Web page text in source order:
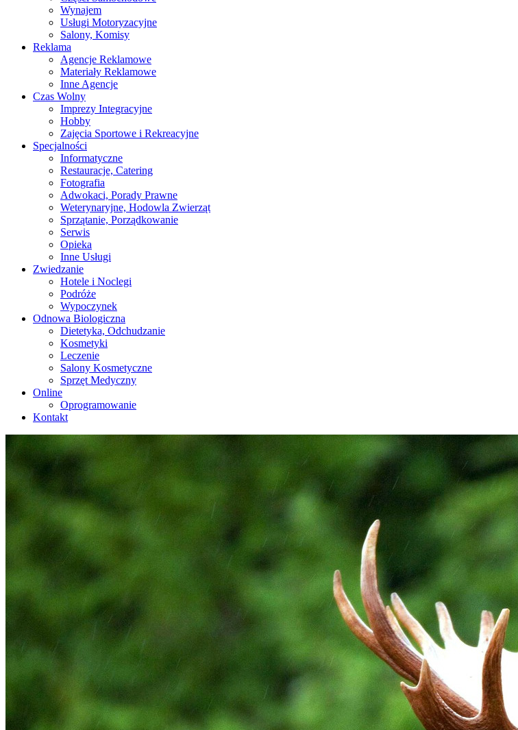
Wynajem
Usługi Motoryzacyjne
Salony, Komisy
Reklama
Agencje Reklamowe
Materiały Reklamowe
Inne Agencje
Czas Wolny
Imprezy Integracyjne
Hobby
Zajęcia Sportowe i Rekreacyjne
Specjalności
Informatyczne
Restauracje, Catering
Fotografia
Adwokaci, Porady Prawne
Weterynaryjne, Hodowla Zwierząt
Sprzątanie, Porządkowanie
Serwis
Opieka
Inne Usługi
Zwiedzanie
Hotele i Noclegi
Podróże
Wypoczynek
Odnowa Biologiczna
Dietetyka, Odchudzanie
Kosmetyki
Leczenie
Salony Kosmetyczne
Sprzęt Medyczny
Online
Oprogramowanie
Kontakt